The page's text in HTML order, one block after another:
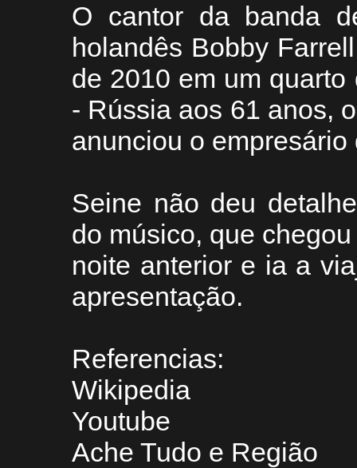
O cantor da banda
holandês Bobby
de 2010 em um
- Rússia aos 61 anos,
anunciou o
Seine não deu
do músico, que
noite anterior e ia a
apresentação.
Referencias:
Wikipedia
Youtube
Ache Tudo e Região